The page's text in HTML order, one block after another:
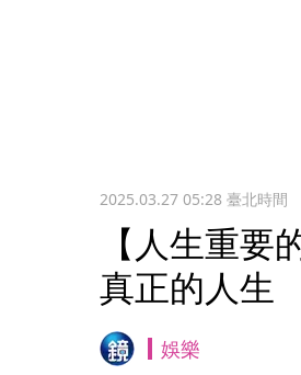
2025.03.27 05:28臺北時間
【人生重
真正的人生
娛樂